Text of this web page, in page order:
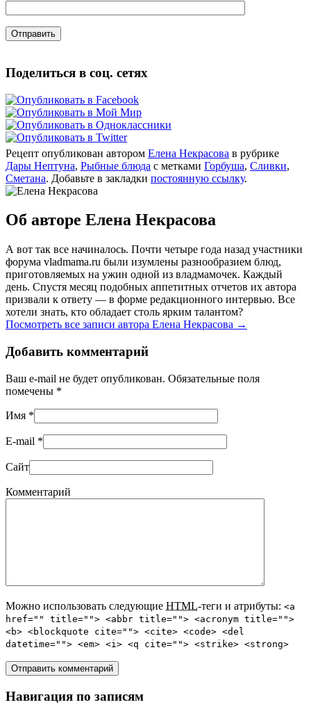
Поделиться в соц. сетях
Рецепт опубликован автором Елена Некрасова в рубрике
Дары Нептуна, Рыбные блюда с метками Горбуша, Сливки,
Сметана. Добавьте в закладки постоянную ссылку.
Об авторе Елена Некрасова
А вот так все начиналось. Почти четыре года назад участники
форума vladmama.ru были изумлены разнообразием блюд,
приготовляемых на ужин одной из владмамочек. Каждый
день. Спустя месяц подобных аппетитных отчетов их автора
призвали к ответу — в форме редакционного интервью. Все
хотели знать, кто обладает столь ярким талантом?
Посмотреть все записи автора Елена Некрасова →
Добавить комментарий
Ваш e-mail не будет опубликован. Обязательные поля
помечены *
Имя *
E-mail *
Сайт
Комментарий
Можно использовать следующие HTML-теги и атрибуты: <a
href="" title=""> <abbr title=""> <acronym title="">
<b> <blockquote cite=""> <cite> <code> <del
datetime=""> <em> <i> <q cite=""> <strike> <strong>
Навигация по записям